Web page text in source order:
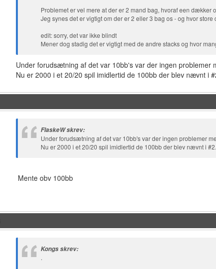
Problemet er vel mere at der er 2 mand bag, hvoraf een dækker
Jeg synes det er vigtigt om der er 2 eller 3 bag os - og hvor store
edit: sorry, det var ikke blindt
Mener dog stadig det er vigtigt med de andre stacks og hvor
Under forudsætning af det var 10bb's var der ingen
Nu er 2000 i et 20/20 spil imidlertid de 100bb der blev nævnt i
FlaskeW skrev:
Under forudsætning af det var 10bb's var der ingen problemer
Nu er 2000 i et 20/20 spil imidlertid de 100bb der blev nævnt i #2.
Mente obv 100bb
Kongs skrev:
.